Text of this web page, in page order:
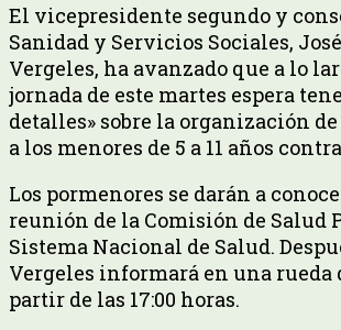
El vicepresidente segundo y
Sanidad y Servicios Sociales,
Vergeles, ha avanzado que a lo
jornada de este martes espera
detalles» sobre la organización
a los menores de 5 a 11 años
Los pormenores se darán a
reunión de la Comisión de Salud
Sistema Nacional de Salud.
Vergeles informará en una rueda
partir de las 17:00 horas.